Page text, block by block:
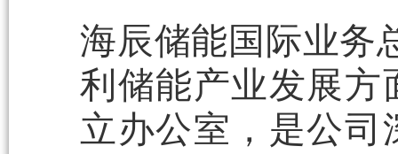
海辰储能国际业务
利储能产业发展方
立办公室，是公